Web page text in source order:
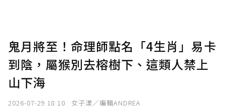
確認送出
鬼月將至！命理師點名「4生肖」易卡
到陰，屬猴別去榕樹下、這類人禁上
山下海
2026-07-29 18:10 女子漾／編輯ANDREA